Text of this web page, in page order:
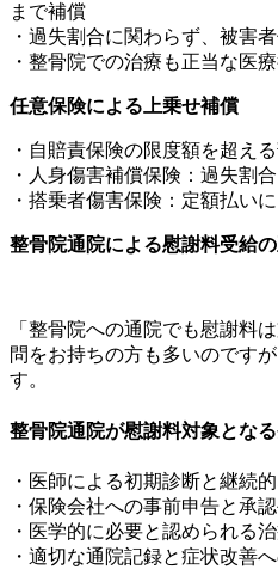
まで補償
・過失割合に関わらず、被害
・整骨院での治療も正当な医
任意保険による上乗せ補償
・自賠責保険の限度額を超え
・人身傷害補償保険：過失割
・搭乗者傷害保険：定額払い
整骨院通院による慰謝料受給
「整骨院への通院でも慰謝料
問をお持ちの方も多いのです
す。
整骨院通院が慰謝料対象とな
・医師による初期診断と継続
・保険会社への事前申告と承
・医学的に必要と認められる
・適切な通院記録と症状改善